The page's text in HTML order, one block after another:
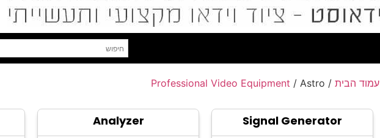
עמוד הבית /
Professional Video Equipment / Astro
Signal Generator
Analyzer